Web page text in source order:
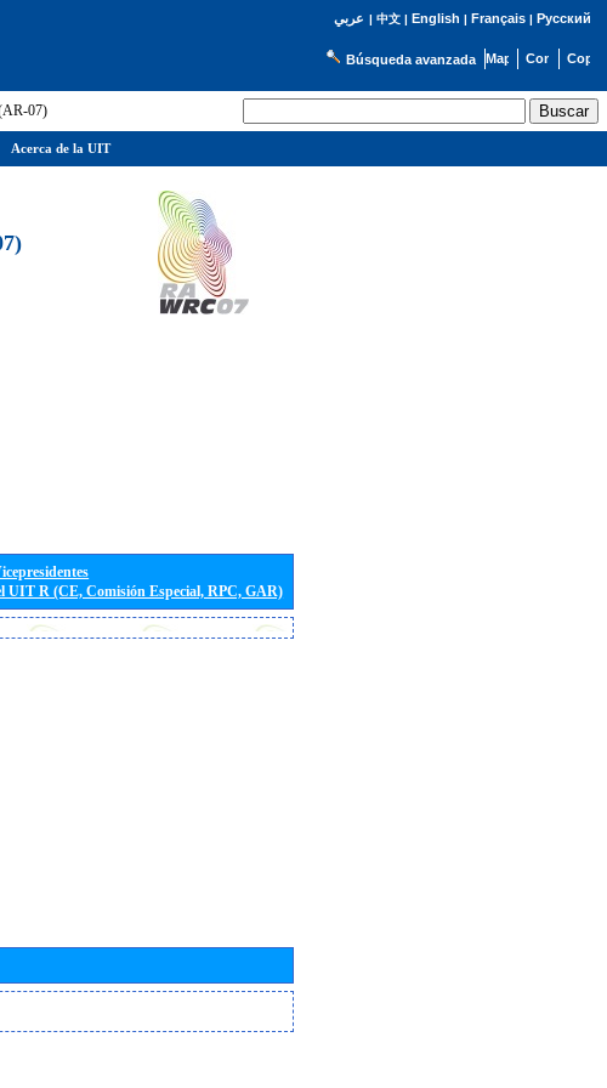
عربي | 中文| English | Français| Русский
Búsqueda avanzada
07)
UIT R (CE, Comisión Especial, RPC, GAR)
Acerca de la UIT